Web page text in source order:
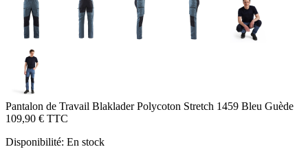
Pantalon de Travail Blaklader Polycoton Stretch 1459 Bleu Guède
109,90 € TTC
Disponibilité: En stock